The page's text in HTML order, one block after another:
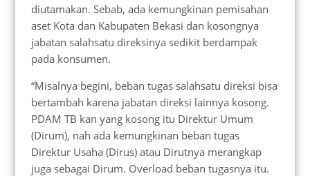
diutamakan. Sebab, ada kemungkinan pemisahan
aset Kota dan Kabupaten Bekasi dan kosongnya
jabatan salahsatu direksinya sedikit berdampak
pada konsumen.
“Misalnya begini, beban tugas salahsatu direksi bisa
bertambah karena jabatan direksi lainnya kosong.
PDAM TB kan yang kosong itu Direktur Umum
(Dirum), nah ada kemungkinan beban tugas
Direktur Usaha (Dirus) atau Dirutnya merangkap
juga sebagai Dirum. Overload beban tugasnya itu.